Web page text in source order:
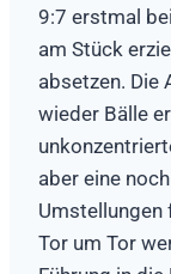
9:7 erstmal
am Stück
absetzen. Die
wieder Bälle
aber eine
Umstellungen
Tor um Tor